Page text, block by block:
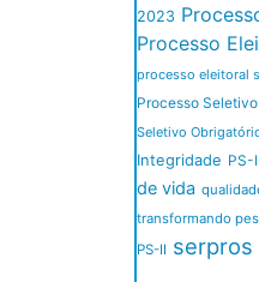
2023
Processo
processo eleitoral
Processo
Seletivo
Integridade PS-I
de vida
transformando
PS-II serpros